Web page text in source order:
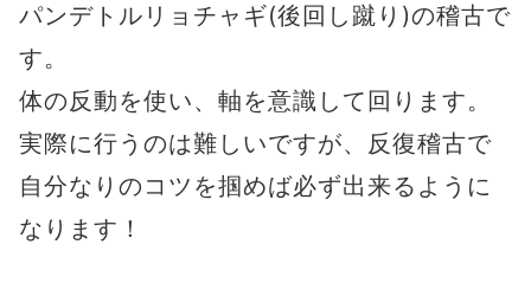
パンデトルリョチャギ(後回し蹴り)の稽古で
す。
体の反動を使い、軸を意識して回ります。
実際に行うのは難しいですが、反復稽古で
自分なりのコツを掴めば必ず出来るように
なります！